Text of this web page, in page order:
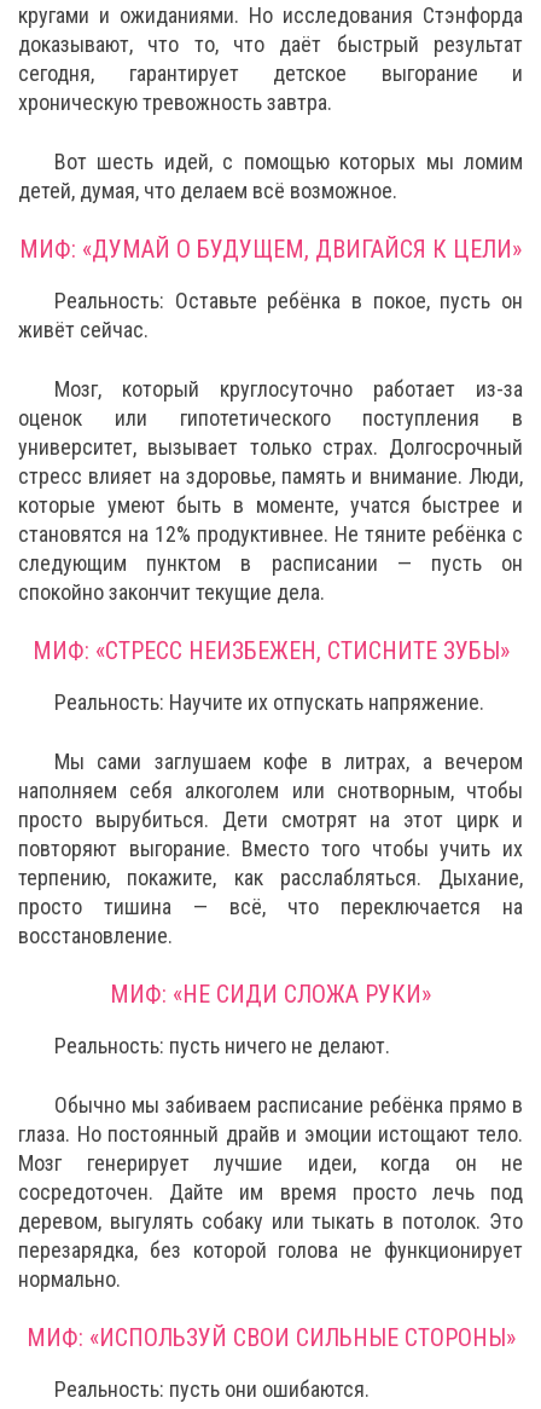
кругами и ожиданиями. Но исследования Стэнфорда
доказывают, что то, что даёт быстрый результат
сегодня, гарантирует детское выгорание и
хроническую тревожность завтра.
Вот шесть идей, с помощью которых мы ломим
детей, думая, что делаем всё возможное.
МИФ: «ДУМАЙ О БУДУЩЕМ, ДВИГАЙСЯ К ЦЕЛИ»
Реальность: Оставьте ребёнка в покое, пусть он
живёт сейчас.
Мозг, который круглосуточно работает из-за
оценок или гипотетического поступления в
университет, вызывает только страх. Долгосрочный
стресс влияет на здоровье, память и внимание. Люди,
которые умеют быть в моменте, учатся быстрее и
становятся на 12% продуктивнее. Не тяните ребёнка с
следующим пунктом в расписании — пусть он
спокойно закончит текущие дела.
МИФ: «СТРЕСС НЕИЗБЕЖЕН, СТИСНИТЕ ЗУБЫ»
Реальность: Научите их отпускать напряжение.
Мы сами заглушаем кофе в литрах, а вечером
наполняем себя алкоголем или снотворным, чтобы
просто вырубиться. Дети смотрят на этот цирк и
повторяют выгорание. Вместо того чтобы учить их
терпению, покажите, как расслабляться. Дыхание,
просто тишина — всё, что переключается на
восстановление.
МИФ: «НЕ СИДИ СЛОЖА РУКИ»
Реальность: пусть ничего не делают.
Обычно мы забиваем расписание ребёнка прямо в
глаза. Но постоянный драйв и эмоции истощают тело.
Мозг генерирует лучшие идеи, когда он не
сосредоточен. Дайте им время просто лечь под
деревом, выгулять собаку или тыкать в потолок. Это
перезарядка, без которой голова не функционирует
нормально.
МИФ: «ИСПОЛЬЗУЙ СВОИ СИЛЬНЫЕ СТОРОНЫ»
Реальность: пусть они ошибаются.